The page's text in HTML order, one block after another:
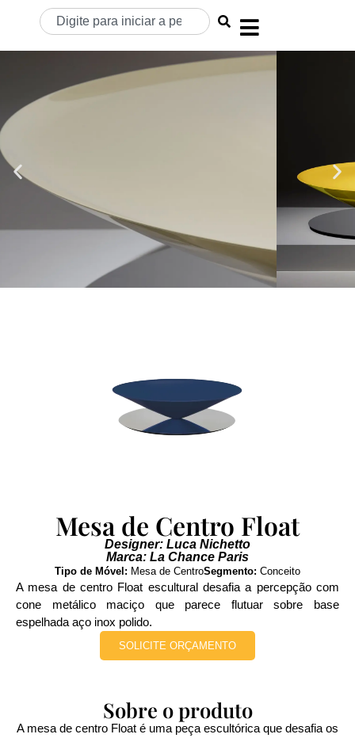
Mesa de Centro Float
Designer: Luca Nichetto
Marca: La Chance Paris
Tipo de Móvel: Mesa de CentroSegmento: Conceito
A mesa de centro Float escultural desafia a percepção com
cone metálico maciço que parece flutuar sobre base
espelhada aço inox polido.
SOLICITE ORÇAMENTO
Sobre o produto
A mesa de centro Float é uma peça escultórica que desafia os